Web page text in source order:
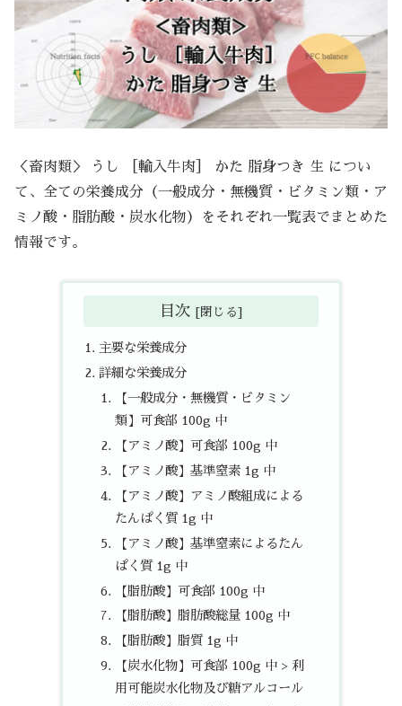
＜畜肉類＞ うし ［輸入牛肉］ かた 脂身つき 生 につい
て、全ての栄養成分（一般成分・無機質・ビタミン類・ア
ミノ酸・脂肪酸・炭水化物）をそれぞれ一覧表でまとめた
情報です。
目次
主要な栄養成分
詳細な栄養成分
【一般成分・無機質・ビタミン
類】可食部 100g 中
【アミノ酸】可食部 100g 中
【アミノ酸】基準窒素 1g 中
【アミノ酸】アミノ酸組成による
たんぱく質 1g 中
【アミノ酸】基準窒素によるたん
ぱく質 1g 中
【脂肪酸】可食部 100g 中
【脂肪酸】脂肪酸総量 100g 中
【脂肪酸】脂質 1g 中
【炭水化物】可食部 100g 中 > 利
用可能炭水化物及び糖アルコール